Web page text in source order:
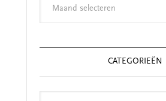
CATEGORIEËN